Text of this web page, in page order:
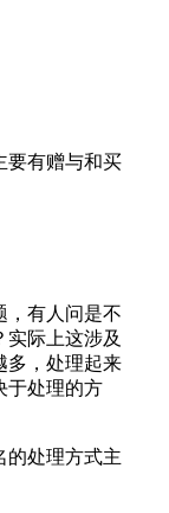
要有赠与和买
有人问是不
实际上这涉及
多，处理起来
于处理的方
处理方式主